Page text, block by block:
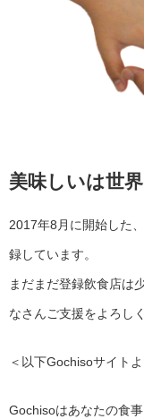
美味しいは世
2017年8月に開始した
録しています。
まだまだ登録飲食店は
なさんご支援をよろし
＜以下Gochisoサイト
Gochisoはあなたの食